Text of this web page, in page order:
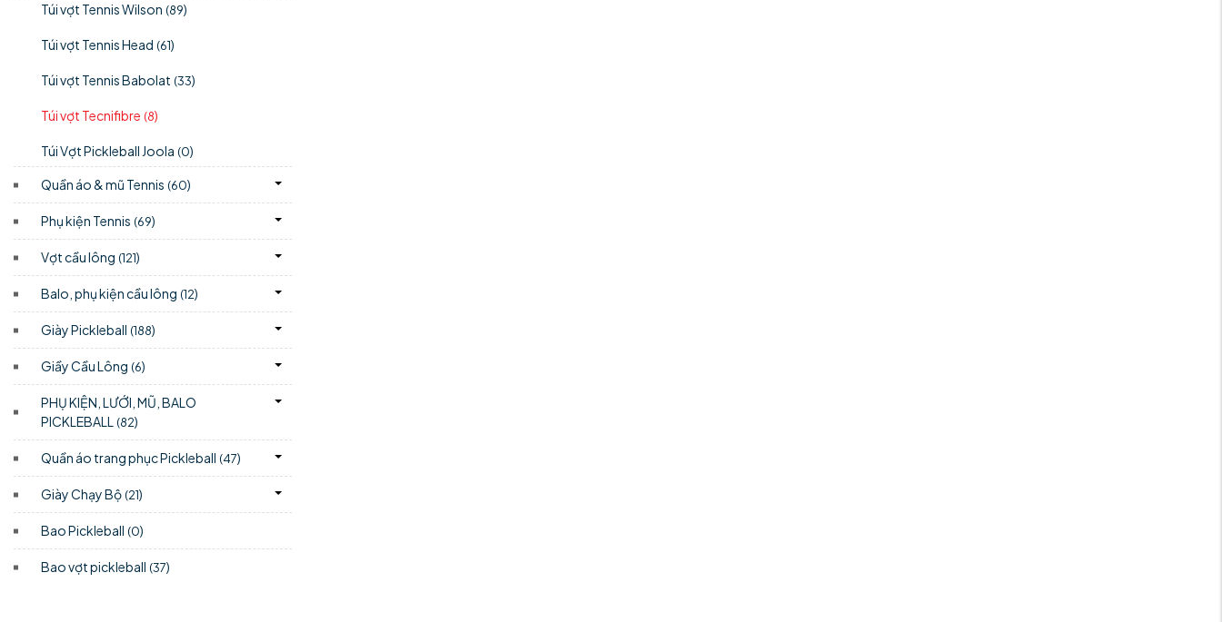
Túi vợt Tennis Wilson (89)
Túi vợt Tennis Head (61)
Túi vợt Tennis Babolat (33)
Túi vợt Tecnifibre (8)
Túi Vợt Pickleball Joola (0)
Quần áo & mũ Tennis (60)
Phụ kiện Tennis (69)
Vợt cầu lông (121)
Balo, phụ kiện cầu lông (12)
Giày Pickleball (188)
Giầy Cầu Lông (6)
PHỤ KIỆN, LƯỚI, MŨ, BALO
PICKLEBALL (82)
Quần áo trang phục Pickleball (47)
Giày Chạy Bộ (21)
Bao Pickleball (0)
Bao vợt pickleball (37)